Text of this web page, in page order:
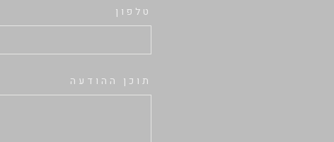
טלפון
תוכן ההודעה